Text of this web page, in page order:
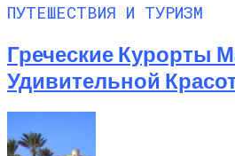
ПУТЕШЕСТВИЯ И ТУРИЗМ
Греческие Курорты
Удивительной